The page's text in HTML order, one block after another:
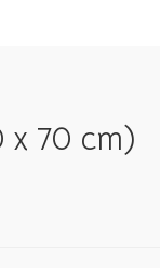
x 70 cm)